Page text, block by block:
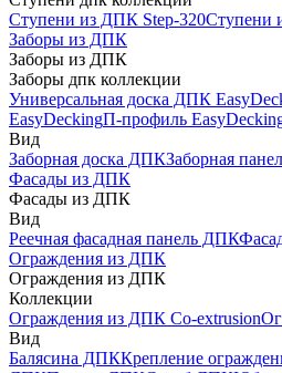
Ступени из ДПК Step-320Ступени
Заборы из ДПК
Заборы из ДПК
Заборы дпк коллекции
Универсальная доска ДПК
EasyDeckingП-профиль
Вид
Заборная доска ДПКЗаборная
Фасады из ДПК
Фасады из ДПК
Вид
Реечная фасадная панель ДПК
Ограждения из ДПК
Ограждения из ДПК
Коллекции
Ограждения из ДПК Co-extrusion
Вид
Балясина ДПККрепление